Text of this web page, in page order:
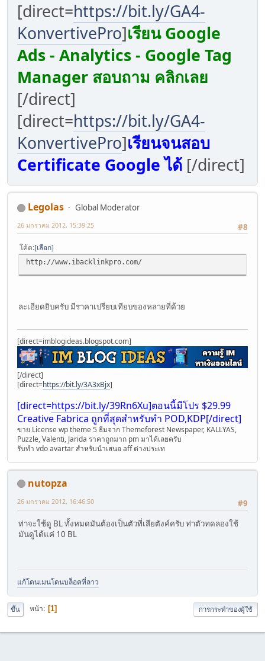
[direct=https://bit.ly/GA4-
KonvertivePro]เรียน Google
Ads - Analytics - Google Tag
Manager สอบถาม คลิกเลย
[/direct]
[direct=https://bit.ly/GA4-
KonvertivePro]เรียนจนสอบ
Certificate Google ได้ [/direct]
Legolas
Global Moderator
#8
26 มกราคม 2012, 15:39:25
โค้ด เลือก
http://www.ibacklinkpro.com/
ละเอียดยิบครับ มีราคาเปรียบเทียบของหลายที่ด้วย
[direct=imblogideas.blogspot.com]
[/direct]
[direct=https://bit.ly/3A3xBjx]
[direct=https://bit.ly/39Rn6Xu]ตอนนี้มีโปร $29.99
Creative Fabrica ถูกที่สุดสำหรับทำ POD,KDP[/direct]
ขาย License wp theme 5 ธีมจา่ก Themeforest Newspaper, KALLYAS,
Puzzle, Valenti, Jarida ราคาถูกมาก pm มาได้เลยครับ
รับทำ vdo avartar สำหรับนำเสนอ aff ต่างประเท
nutopza
#9
26 มกราคม 2012, 16:46:50
ท่าจะใช้ดู BL ทั้งหมดมันต้องเป็นตัวที่เสียตังค์ครับ ท่าตัวทดลองใช้
มันดูได้แค่ 10 BL
แก้โดนเมนโดนบล็อคที่ลาว
ขึ้น หน้า 1 การกระทำของผู้ใช้